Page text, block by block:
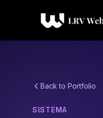
Back to Portfolio
SISTEMA